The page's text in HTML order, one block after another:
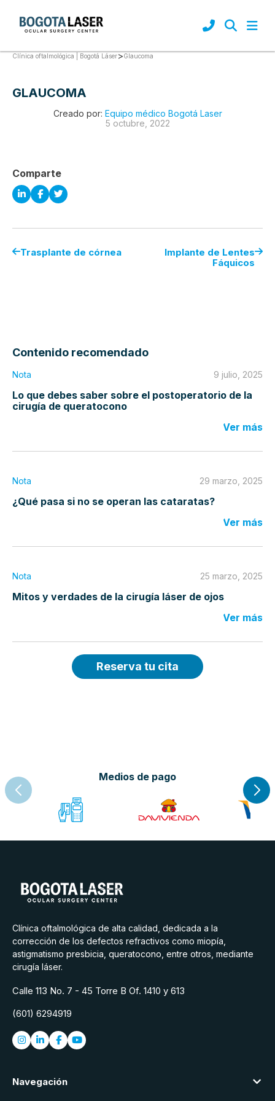
Clínica oftalmológica | Bogotá Láser>Glaucoma
GLAUCOMA
Creado por: Equipo médico Bogotá Laser
5 octubre, 2022
Comparte
Trasplante de córnea
Implante de Lentes
Fáquicos
Contenido recomendado
Nota 9 julio, 2025
Lo que debes saber sobre el postoperatorio de la
cirugía de queratocono
Ver más
Nota 29 marzo, 2025
¿Qué pasa si no se operan las cataratas?
Ver más
Nota 25 marzo, 2025
Mitos y verdades de la cirugía láser de ojos
Ver más
Reserva tu cita
Medios de pago
Clínica oftalmológica de alta calidad, dedicada a la
corrección de los defectos refractivos como miopía,
astigmatismo presbicia, queratocono, entre otros, mediante
cirugía láser.
Calle 113 No. 7 - 45 Torre B Of. 1410 y 613
(601) 6294919
Navegación